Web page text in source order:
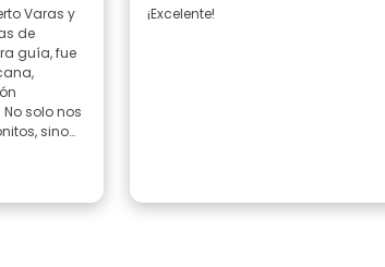
Varas y
de
solo nos
sino
gracias a
¡Excelente!